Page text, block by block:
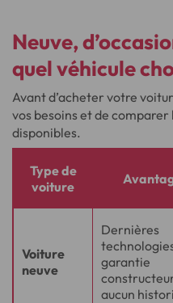
Neuve,
quel véhicule
Avant d’acheter votre
vos besoins et de
disponibles.
Type de
voiture
Voiture
neuve
Dernières
garantie
aucun